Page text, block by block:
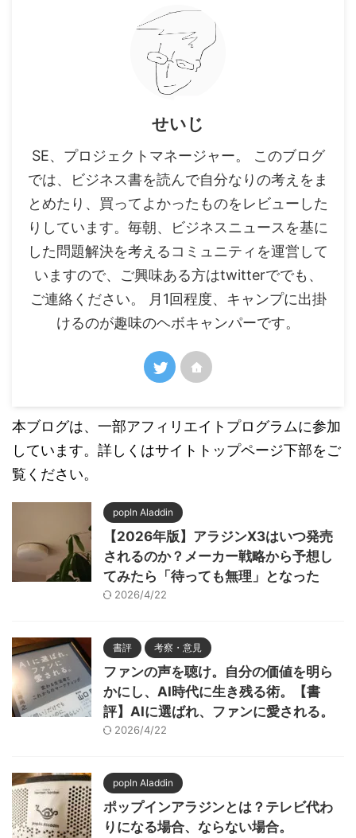
せいじ
SE、プロジェクトマネージャー。 このブログ
では、ビジネス書を読んで自分なりの考えをま
とめたり、買ってよかったものをレビューした
りしています。毎朝、ビジネスニュースを基に
した問題解決を考えるコミュニティを運営して
いますので、ご興味ある方はtwitterででも、
ご連絡ください。 月1回程度、キャンプに出掛
けるのが趣味のヘボキャンパーです。
本ブログは、一部アフィリエイトプログラムに参加
しています。詳しくはサイトトップページ下部をご
覧ください。
popIn Aladdin
【2026年版】アラジンX3はいつ発売
されるのか？メーカー戦略から予想し
てみたら「待っても無理」となった
2026/4/22
書評 考察・意見
ファンの声を聴け。自分の価値を明ら
かにし、AI時代に生き残る術。【書
評】AIに選ばれ、ファンに愛される。
2026/4/22
popIn Aladdin
ポップインアラジンとは？テレビ代わ
りになる場合、ならない場合。